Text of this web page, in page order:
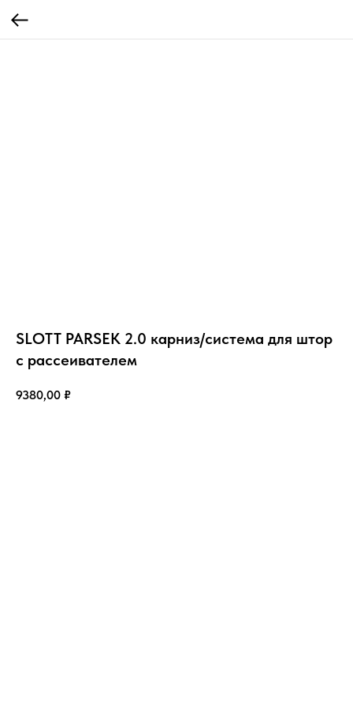
SLOTT PARSEK 2.0 карниз/система для штор
с рассеивателем
9380,00 ₽